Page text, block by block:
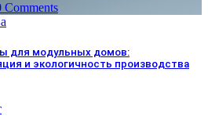
Comments
для модульных домов:
и экологичность производства